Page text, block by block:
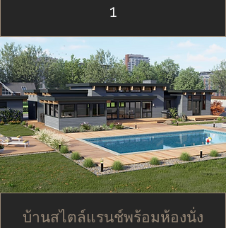
1
บ้านสไตล์แรนช์พร้อมห้องนั่ง